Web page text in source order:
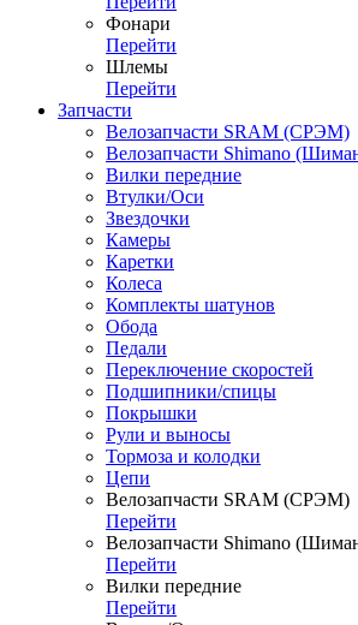
Фонари
Перейти
Шлемы
Перейти
Запчасти
Велозапчасти SRAM (СРЭМ)
Велозапчасти Shimano
Вилки передние
Втулки/Оси
Звездочки
Камеры
Каретки
Колеса
Комплекты шатунов
Обода
Педали
Переключение скоростей
Подшипники/спицы
Покрышки
Рули и выносы
Тормоза и колодки
Цепи
Велозапчасти SRAM (СРЭМ)
Перейти
Велозапчасти Shimano
Перейти
Вилки передние
Перейти